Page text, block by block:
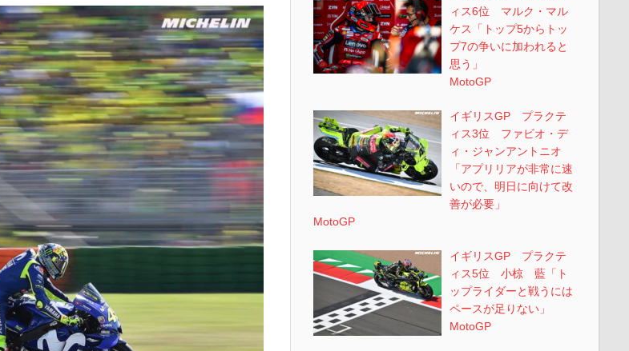
ィス6位 マルク・マル
ケス「トップ5からトッ
プ7の争いに加われると
思う」
MotoGP
イギリスGP プラクテ
ィス3位 ファビオ・デ
ィ・ジャンアントニオ
「アプリリアが非常に速
いので、明日に向けて改
善が必要」
MotoGP
イギリスGP プラクテ
ィス5位 小椋 藍「ト
ップライダーと戦うには
ペースが足りない」
MotoGP